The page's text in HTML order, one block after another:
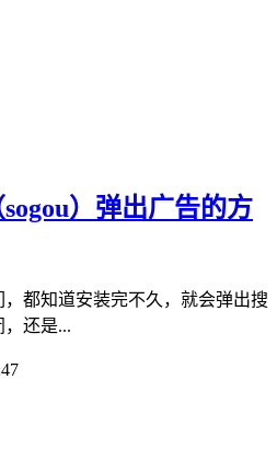
）弹出广告的方
都知道安装完不久，就会弹出搜
还是...